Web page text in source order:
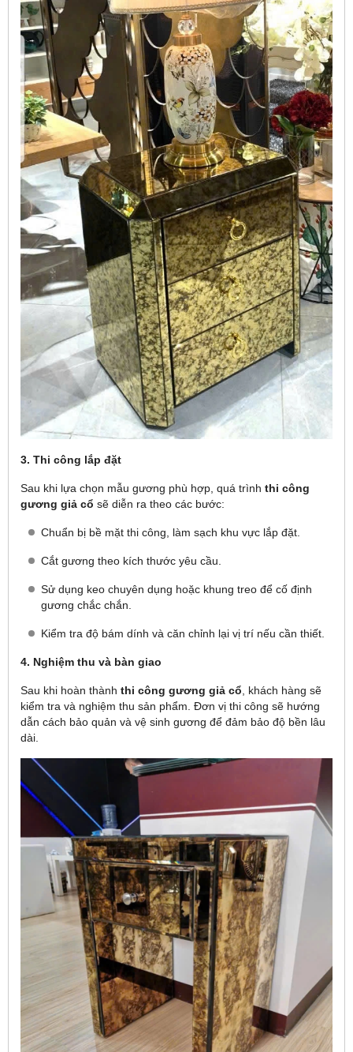
3. Thi công lắp đặt
Sau khi lựa chọn mẫu gương phù hợp, quá trình thi công
gương giả cổ sẽ diễn ra theo các bước:
Chuẩn bị bề mặt thi công, làm sạch khu vực lắp đặt.
Cắt gương theo kích thước yêu cầu.
Sử dụng keo chuyên dụng hoặc khung treo để cố định
gương chắc chắn.
Kiểm tra độ bám dính và căn chỉnh lại vị trí nếu cần thiết.
4. Nghiệm thu và bàn giao
Sau khi hoàn thành thi công gương giả cổ , khách hàng sẽ
kiểm tra và nghiệm thu sản phẩm. Đơn vị thi công sẽ hướng
dẫn cách bảo quản và vệ sinh gương để đảm bảo độ bền lâu
dài.